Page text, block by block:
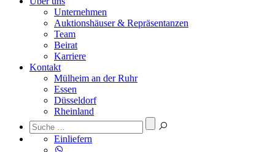
Unternehmen
Auktionshäuser & Repräsentanzen
Team
Beirat
Karriere
Kontakt
Mülheim an der Ruhr
Essen
Düsseldorf
Rheinland
Einliefern